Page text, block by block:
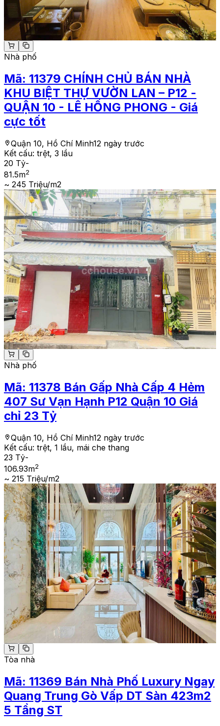
Nhà phố
Mã: 11379 CHÍNH CHỦ BÁN NHÀ
KHU BIỆT THỰ VƯỜN LAN – P12 -
QUẬN 10 - LÊ HỒNG PHONG - Giá
cực tốt
Quận 10, Hồ Chí Minh12 ngày trước
Kết cấu: trệt, 3 lầu
20 Tỷ-
81.5m2
~ 245 Triệu/m2
Nhà phố
Mã: 11378 Bán Gấp Nhà Cấp 4 Hẻm
407 Sư Vạn Hạnh P12 Quận 10 Giá
chỉ 23 Tỷ
Quận 10, Hồ Chí Minh12 ngày trước
Kết cấu: trệt, 1 lầu, mái che thang
23 Tỷ-
106.93m2
~ 215 Triệu/m2
Tòa nhà
Mã: 11369 Bán Nhà Phố Luxury Ngay
Quang Trung Gò Vấp DT Sàn 423m2
5 Tầng ST